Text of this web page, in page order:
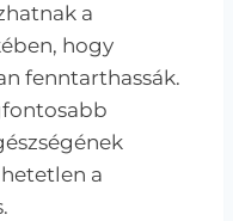
a
hogy
fenntarthassák.
a